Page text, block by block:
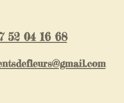
52 04 16 68